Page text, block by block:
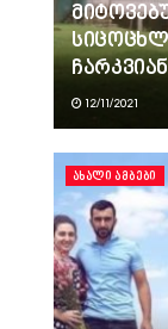
12/11/2021
ᲐᲮᲐᲚᲘ ᲐᲛᲑᲔᲑᲘ